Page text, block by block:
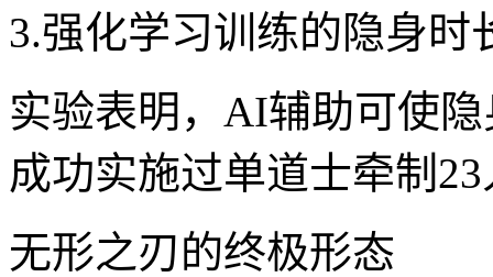
3.强化学习训练的隐身时
实验表明，AI辅助可使
成功实施过单道士牵制
无形之刃的终极形态